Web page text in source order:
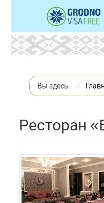
Вы здесь:
Ресторан